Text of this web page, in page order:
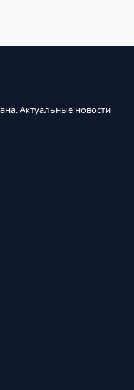
Актуальные новости